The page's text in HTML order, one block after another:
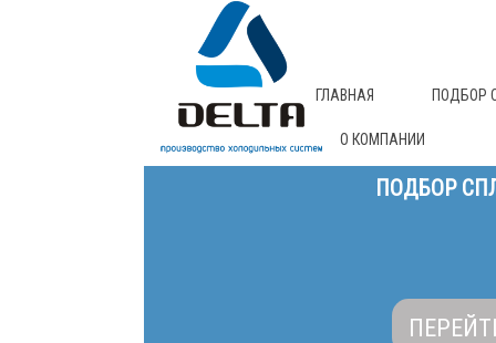
ГЛАВНАЯ ПОДБОР
О КОМПАНИИ
ПОДБОР